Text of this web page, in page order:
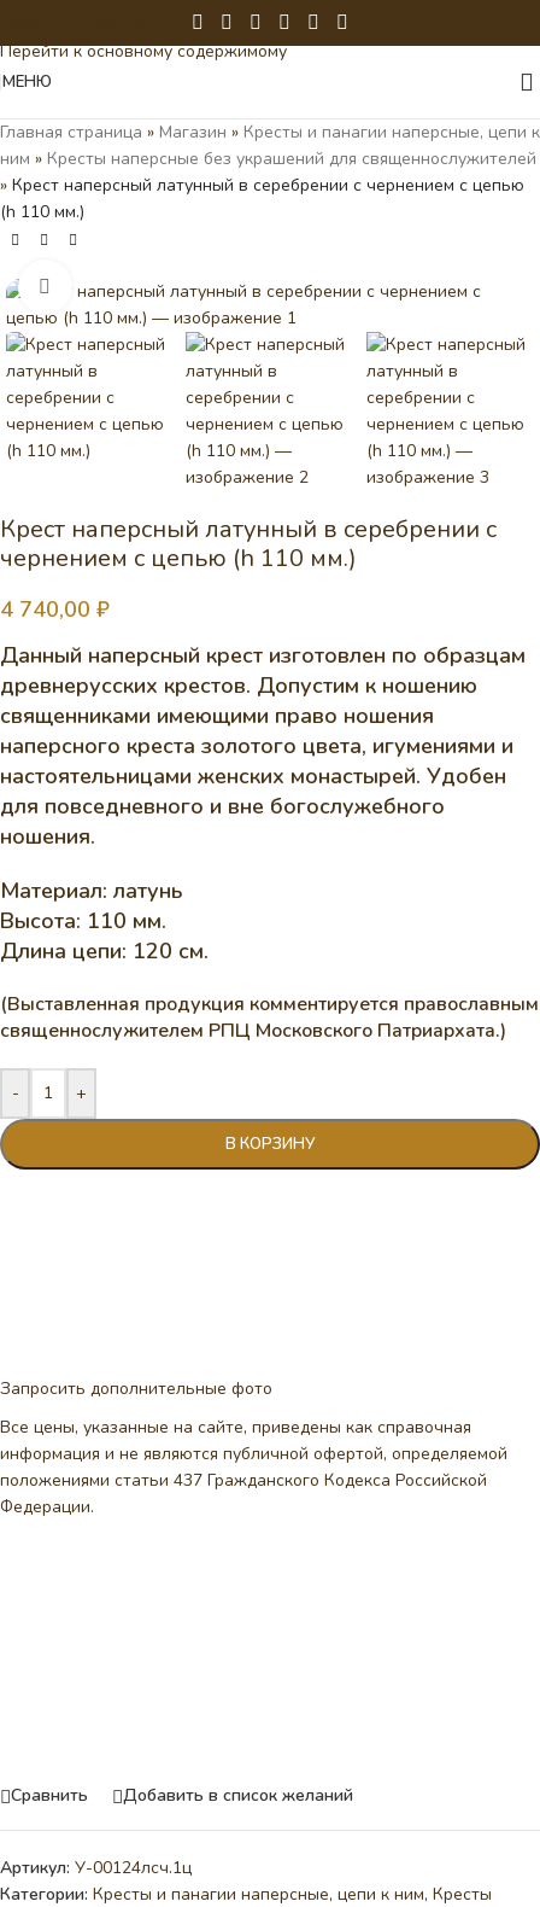
Перейти к основному содержимому
МЕНЮ
Главная страница » Магазин » Кресты и панагии наперсные, цепи к
ним » Кресты наперсные без украшений для священнослужителей
» Крест наперсный латунный в серебрении с чернением с цепью
(h 110 мм.)
Нажмите, чтобы увеличить
Крест наперсный латунный в серебрении с
чернением с цепью (h 110 мм.)
4 740,00 ₽
Данный наперсный крест изготовлен по образцам
древнерусских крестов. Допустим к ношению
священниками имеющими право ношения
наперсного креста золотого цвета, игумениями и
настоятельницами женских монастырей. Удобен
для повседневного и вне богослужебного
ношения.
Материал: латунь
Высота: 110 мм.
Длина цепи: 120 см.
(Выставленная продукция комментируется православным
священнослужителем РПЦ Московского Патриархата.)
- +
В КОРЗИНУ
Запросить дополнительные фото
Все цены, указанные на сайте, приведены как справочная
информация и не являются публичной офертой, определяемой
положениями статьи 437 Гражданского Кодекса Российской
Федерации.
Сравнить Добавить в список желаний
Артикул: У-00124лсч.1ц
Категории: Кресты и панагии наперсные, цепи к ним, Кресты